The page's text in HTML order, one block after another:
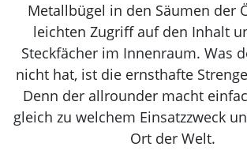
Metallbügel in den Säumen der
leichten Zugriff auf den Inhalt
Steckfächer im Innenraum. Was
nicht hat, ist die ernsthafte
Denn der allrounder macht
gleich zu welchem Einsatzzweck
Ort der Welt.